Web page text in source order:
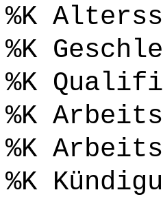
%K
%K
%K
%K
%K
%K